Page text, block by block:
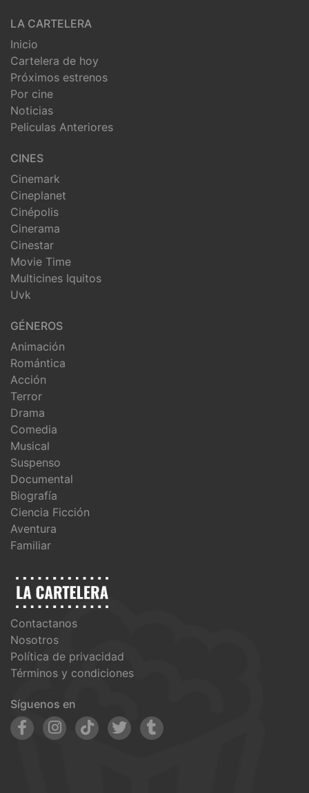
LA CARTELERA
Inicio
Cartelera de hoy
Próximos estrenos
Por cine
Noticias
Peliculas Anteriores
CINES
Cinemark
Cineplanet
Cinépolis
Cinerama
Cinestar
Movie Time
Multicines Iquitos
Uvk
GÉNEROS
Animación
Romántica
Acción
Terror
Drama
Comedia
Musical
Suspenso
Documental
Biografía
Ciencia Ficción
Aventura
Familiar
Contactanos
Nosotros
Política de privacidad
Términos y condiciones
Síguenos en